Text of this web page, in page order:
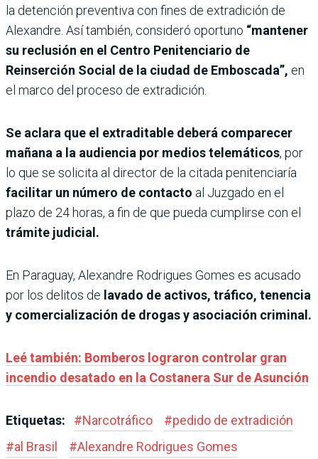
la detención preventiva con fines de extradición de
Alexandre. Así también, consideró oportuno “mantener
su reclusión en el Centro Penitenciario de
Reinserción Social de la ciudad de Emboscada”, en
el marco del proceso de extradición.
Se aclara que el extraditable deberá comparecer
mañana a la audiencia por medios telemáticos, por
lo que se solicita al director de la citada penitenciaría
facilitar un número de contacto al Juzgado en el
plazo de 24 horas, a fin de que pueda cumplirse con el
trámite judicial.
En Paraguay, Alexandre Rodrigues Gomes es acusado
por los delitos de lavado de activos, tráfico, tenencia
y comercialización de drogas y asociación criminal.
Leé también: Bomberos lograron controlar gran
incendio desatado en la Costanera Sur de Asunción
Etiquetas: #Narcotráfico #pedido de extradición
#al Brasil #Alexandre Rodrigues Gomes